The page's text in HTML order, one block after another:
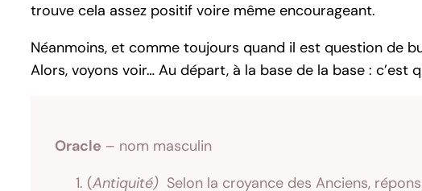
trouve cela assez positif voire même encourageant.
Néanmoins, et comme toujours quand il est question de
Alors, voyons voir… Au départ, à la base de la base : c’est
Oracle – nom masculin
(Antiquité) Selon la croyance des Anciens,